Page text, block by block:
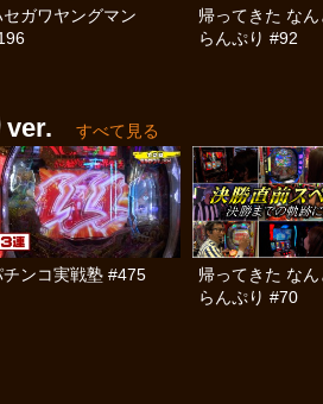
セガワヤングマン
帰ってきた な
らんぷり #92
ver. すべて見る
チンコ実戦塾 #475
帰ってきた な
らんぷり #70